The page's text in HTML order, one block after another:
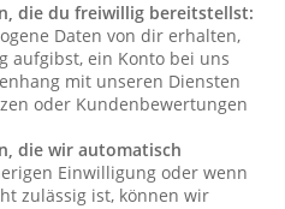
die du freiwillig bereitstellst:
Daten von dir erhalten,
aufgibst, ein Konto bei uns
mit unseren Diensten
oder Kundenbewertungen
die wir automatisch
Einwilligung oder wenn
zulässig ist, können wir